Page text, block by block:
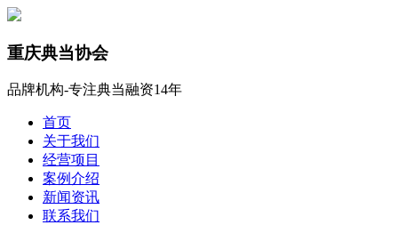
重庆典当协会
品牌机构-专注典当融资14年
首页
关于我们
经营项目
案例介绍
新闻资讯
联系我们